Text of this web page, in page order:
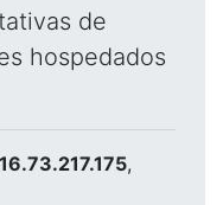
de
hospedados
,